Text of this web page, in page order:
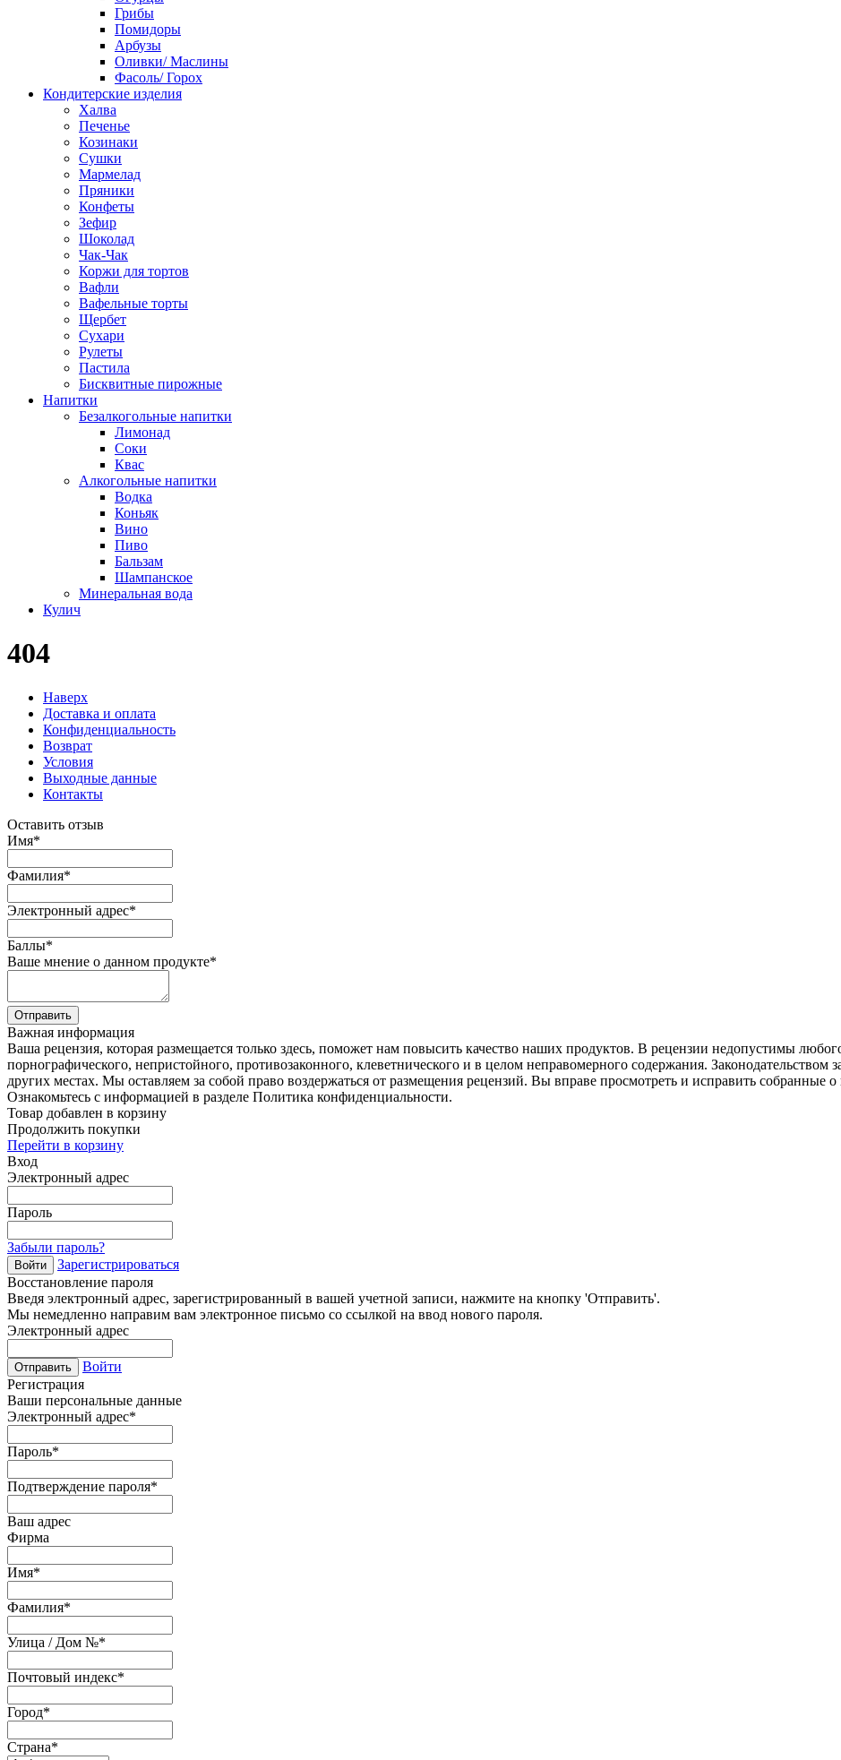
Грибы
Помидоры
Арбузы
Оливки/ Маслины
Фасоль/ Горох
Кондитерские изделия
Халва
Печенье
Козинаки
Сушки
Мармелад
Пряники
Конфеты
Зефир
Шоколад
Чак-Чак
Коржи для тортов
Вафли
Вафельные торты
Щербет
Сухари
Рулеты
Пастила
Бисквитные пирожные
Напитки
Безалкогольные напитки
Лимонад
Соки
Квас
Алкогольные напитки
Водка
Коньяк
Вино
Пиво
Бальзам
Шампанское
Минеральная вода
Кулич
404
Наверх
Доставка и оплата
Конфиденциальность
Возврат
Условия
Выходные данные
Контакты
Оставить отзыв
Имя*
Фамилия*
Электронный адрес*
Баллы*
Ваше мнение о данном продукте*
Отправить
Важная информация
Ваша рецензия, которая размещается только здесь, поможет нам повысить качество наших продуктов. В рецензии недопустимы
порнографического, непристойного, противозаконного, клеветнического и в целом неправомерного содержания.
других местах. Мы оставляем за собой право воздержаться от размещения рецензий. Вы вправе просмотреть и исправить собранные о
Ознакомьтесь с информацией в разделе Политика конфиденциальности.
Товар добавлен в корзину
Продолжить покупки
Перейти в корзину
Вход
Электронный адрес
Пароль
Забыли пароль?
Войти
Зарегистрироваться
Восстановление пароля
Введя электронный адрес, зарегистрированный в вашей учетной записи, нажмите на кнопку 'Отправить'.
Мы немедленно направим вам электронное письмо со ссылкой на ввод нового пароля.
Электронный адрес
Отправить
Войти
Регистрация
Ваши персональные данные
Электронный адрес*
Пароль*
Подтверждение пароля*
Ваш адрес
Фирма
Имя*
Фамилия*
Улица / Дом №*
Почтовый индекс*
Город*
Страна*